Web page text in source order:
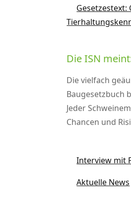
Die ISN
Die vielfach
Baugesetzbuch
Jeder
Chancen und
Interview mit
Aktuelle News